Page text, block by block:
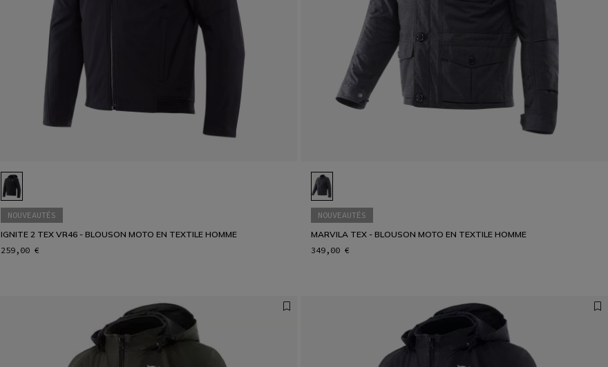
NOUVEAUTÉS
IGNITE 2 TEX VR46 - BLOUSON MOTO EN TEXTILE HOMME
259,00 €
NOUVEAUTÉS
MARVILA TEX - BLOUSON MOTO EN TEXTILE HOMME
349,00 €